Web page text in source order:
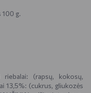
100 g.
riebalai: (rapsų, kokosų,
13,5%: (cukrus, gliukozės